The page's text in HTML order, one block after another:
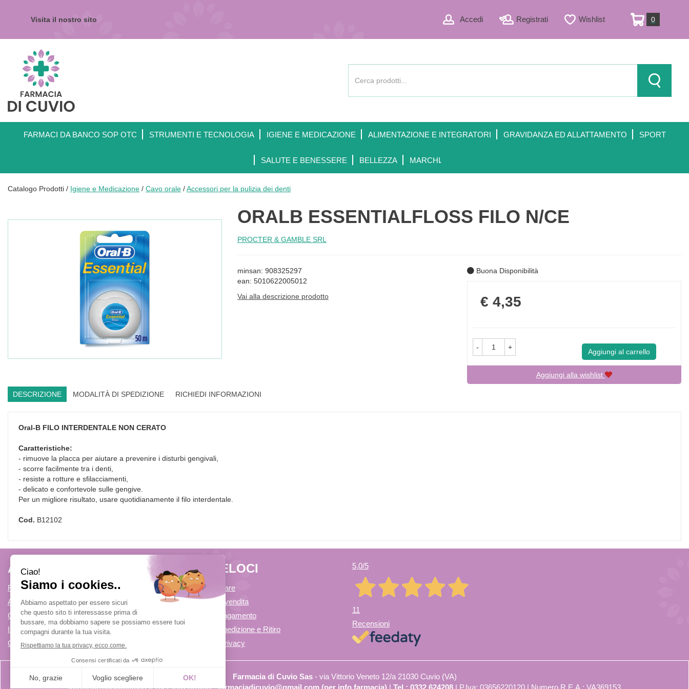
Visita il nostro sito Accedi Registrati Wishlist 0
ARTICOLI
Farmacia
Cuvio
Prodotto
Cerca
FARMACI DA BANCO SOP OTC STRUMENTI E TECNOLOGIA IGIENE E MEDICAZIONE ALIMENTAZIONE E INTEGRATORI GRAVIDANZA ED ALLATTAMENTO SPORT
SALUTE E BENESSERE BELLEZZA MARCHI
Catalogo Prodotti / Igiene e Medicazione / Cavo orale /Accessori per la pulizia dei denti
ORALB ESSENTIALFLOSS FILO N/CE
PROCTER & GAMBLE SRL
minsan: 908325297
ean: 5010622005012
Vai alla descrizione prodotto
Buona Disponibilità
Prezzo
€ 4,35
- +
Aggiungi al carrello
Aggiungi alla wishlist
DESCRIZIONE MODALITÀ DI SPEDIZIONE RICHIEDI INFORMAZIONI
Oral-B FILO INTERDENTALE NON CERATO
Caratteristiche:
- rimuove la placca per aiutare a prevenire i disturbi gengivali,
- scorre facilmente tra i denti,
- resiste a rotture e sfilacciamenti,
- delicato e confortevole sulle gengive.
Per un migliore risultato, usare quotidianamente il filo interdentale.
Cod. B12102
AREA UTENTE
Registrati
Accedi
Contatti
Iscrizione alla Newsletter
Cookie Policy
LINK VELOCI
Come Prenotare
Condizioni di vendita
Modalità di Pagamento
Modalità di Spedizione e Ritiro
Informativa Privacy
5,0/5
11
Recensioni
Farmacia di Cuvio Sas- via Vittorio Veneto 12/a 21030 Cuvio (VA)
info@farmaciadicuvio.it (per info ordini) - farmaciadicuvio@gmail.com (per info farmacia) | Tel.: 0332.624208 | P.Iva: 03656220120 | Numero R.E.A.: VA369153